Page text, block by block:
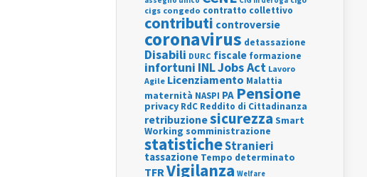
cigs congedo contratto collettivo
contributi controversie
coronavirus detassazione
Disabili DURC fiscale formazione
infortuni INLJobs Act Lavoro
Agile Licenziamento Malattia
maternità NASPI PA Pensione
privacy RdC Reddito di Cittadinanza
retribuzionesicurezza Smart
Working somministrazione
statisticheStranieri
tassazione Tempo determinato
TFRVigilanza Welfare